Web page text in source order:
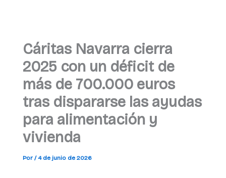
Cáritas Navarra cierra
2025 con un déficit de
más de 700.000 euros
tras dispararse las ayudas
para alimentación y
vivienda
Por /4 de junio de 2026